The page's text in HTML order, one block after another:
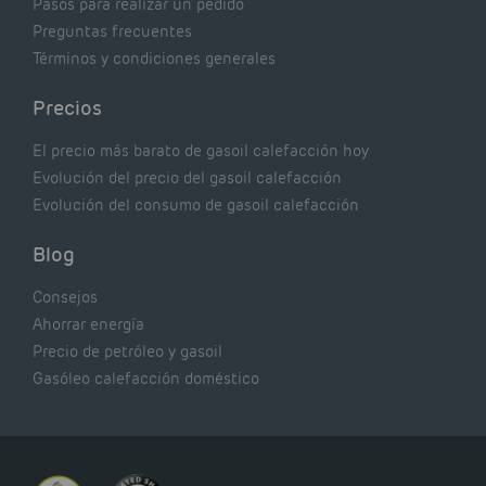
Preguntas frecuentes
Términos y condiciones generales
Precios
El precio más barato de gasoil calefacción hoy
Evolución del precio del gasoil calefacción
Evolución del consumo de gasoil calefacción
Blog
Consejos
Ahorrar energía
Precio de petróleo y gasoil
Gasóleo calefacción doméstico